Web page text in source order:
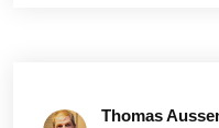
Thomas